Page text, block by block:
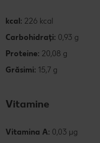
kcal: 226 kcal
Carbohidrați: 0,93 g
Proteine: 20,08 g
Grăsimi: 15,7 g
Vitamine
Vitamina A: 0,03 µg